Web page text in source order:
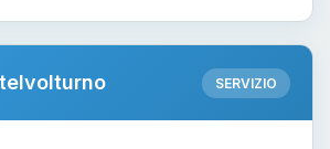
SERVIZIO